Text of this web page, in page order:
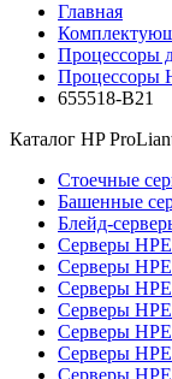
Главная
Процессоры
Процессоры
655518-B21
Каталог HP
Стоечные
Башенные
Блейд-
Серверы
Серверы
Серверы
Серверы
Серверы
Серверы
Серверы